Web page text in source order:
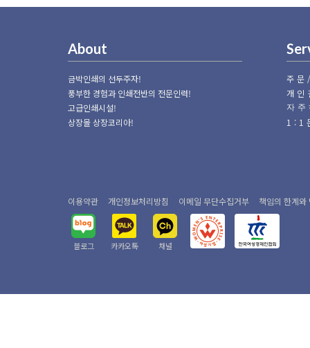
About
금박인쇄의 선두주자!
풍부한 경험과 인쇄전반의 전문인력!
고급인쇄시설!
상장몰 상장코리아!
주
개인
자
1:1
이용약관 개인정보처리방침 이메일 무단수집거부 책임의 한계와
블로그 카카오톡 채널